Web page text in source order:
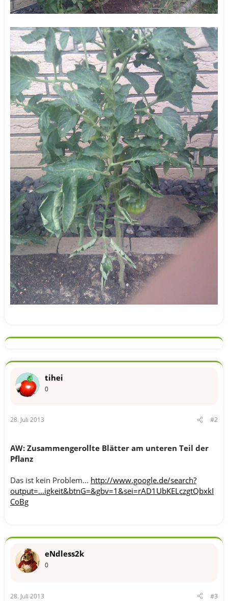
tihei
0
28. Juli 2013 #2
AW: Zusammengerollte Blätter am unteren Teil der
Pflanz
Das ist kein Problem... http://www.google.de/search?
output=...igkeit&btnG=&gbv=1&sei=rAD1UbKELczgtQbxkI
CoBg
eNdless2k
0
28. Juli 2013 #3